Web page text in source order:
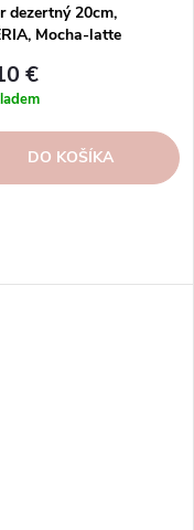
dezertný 20cm,
Mocha-latte
€
DO KOŠÍKA